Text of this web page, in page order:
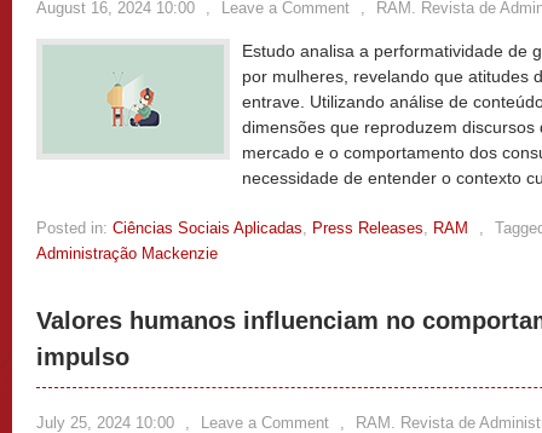
August 16, 2024 10:00 , Leave a Comment , RAM. Revista de
Estudo analisa a performatividade de
por mulheres, revelando que atitudes
entrave. Utilizando análise de
dimensões que reproduzem
mercado e o comportamento dos
necessidade de entender o contexto
Posted in: Ciências Sociais Aplicadas, Press Releases, RAM ,
Administração Mackenzie
Valores humanos influenciam no
impulso
July 25, 2024 10:00 , Leave a Comment , RAM. Revista de